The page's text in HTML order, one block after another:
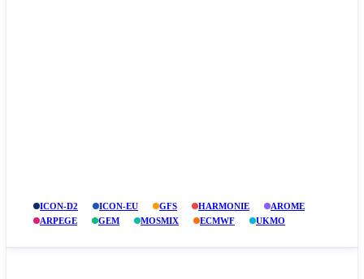
ICON-D2 ICON-EU GFS HARMONIE
AROME
ARPEGE
GEM MOSMIX ECMWF UKMO